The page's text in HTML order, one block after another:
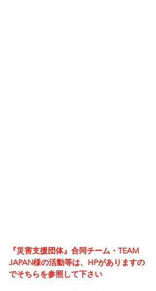
『災害支援団体』合同チーム・TEAM
JAPAN様の活動等は、HPがありますの
でそちらを参照して下さい